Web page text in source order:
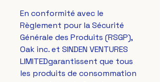
En conformité avec le
Règlement pour la Sécurité
Oak inc. et SINDEN VENTURES
LIMITEDgarantissent que tous
les produits de consommation